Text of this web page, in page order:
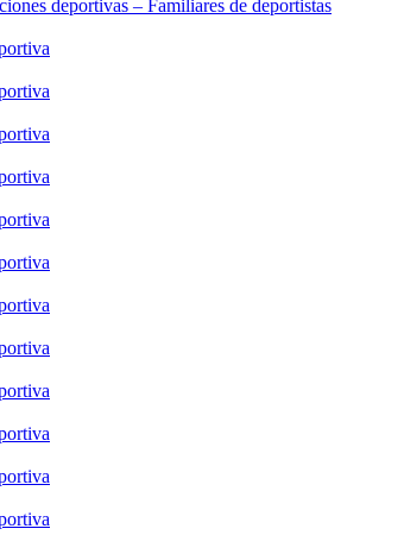
deportivas – Familiares de deportistas